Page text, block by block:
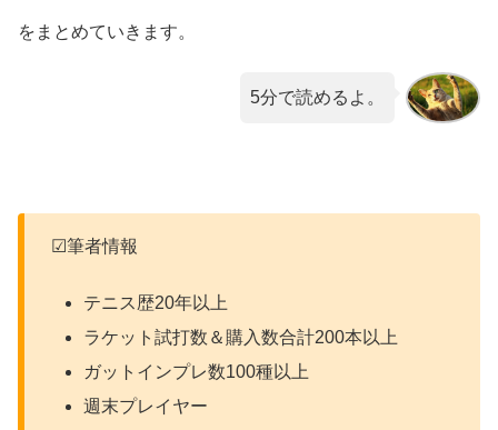
をまとめていきます。
5分で読めるよ。
☑筆者情報
テニス歴20年以上
ラケット試打数＆購入数合計200本以上
ガットインプレ数100種以上
週末プレイヤー